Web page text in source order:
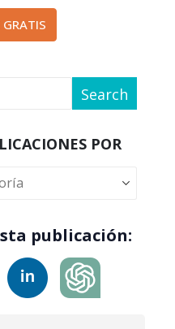
GRATIS
Search
POR
publicación: